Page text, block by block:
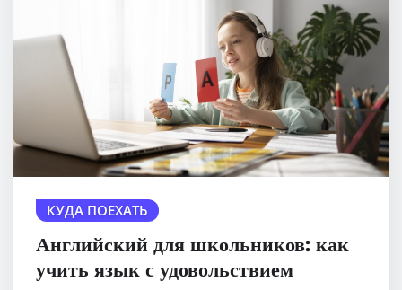
КУДА ПОЕХАТЬ
Английский для школьников: как
учить язык с удовольствием